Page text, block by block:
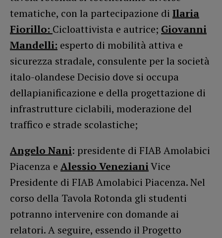
tematiche, con la partecipazione di Ilaria
Fiorillo: Cicloattivista e autrice; Giovanni
Mandelli: esperto di mobilità attiva e
sicurezza stradale, consulente per la società
italo-olandese Decisio dove si occupa
dellapianificazione e della progettazione di
infrastrutture ciclabili, moderazione del
traffico e strade scolastiche;
Angelo Nani: presidente di FIAB Amolabici
Piacenza e Alessio VenezianiVice
Presidente di FIAB Amolabici Piacenza. Nel
corso della Tavola Rotonda gli studenti
potranno intervenire con domande ai
relatori. A seguire, essendo il Progetto